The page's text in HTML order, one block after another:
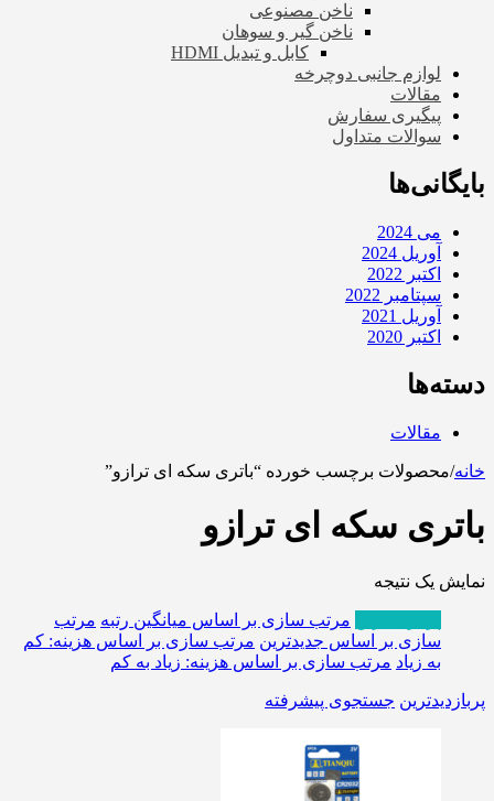
ناخن مصنوعی
ناخن گیر و سوهان
کابل و تبدیل HDMI
لوازم جانبی دوچرخه
مقالات
پیگیری سفارش
سوالات متداول
بایگانی‌ها
می 2024
آوریل 2024
اکتبر 2022
سپتامبر 2022
آوریل 2021
اکتبر 2020
دسته‌ها
مقالات
خانه/محصولات برچسب خورده “باتری سکه ای ترازو”
باتری سکه ای ترازو
نمایش یک نتیجه
مرتب سازی بر اساس میانگین رتبه مرتب
سازی بر اساس جدیدترین مرتب سازی بر اساس هزینه: کم
به زیاد مرتب سازی بر اساس هزینه: زیاد به کم
پربازدیدترین جستجوی پیشرفته